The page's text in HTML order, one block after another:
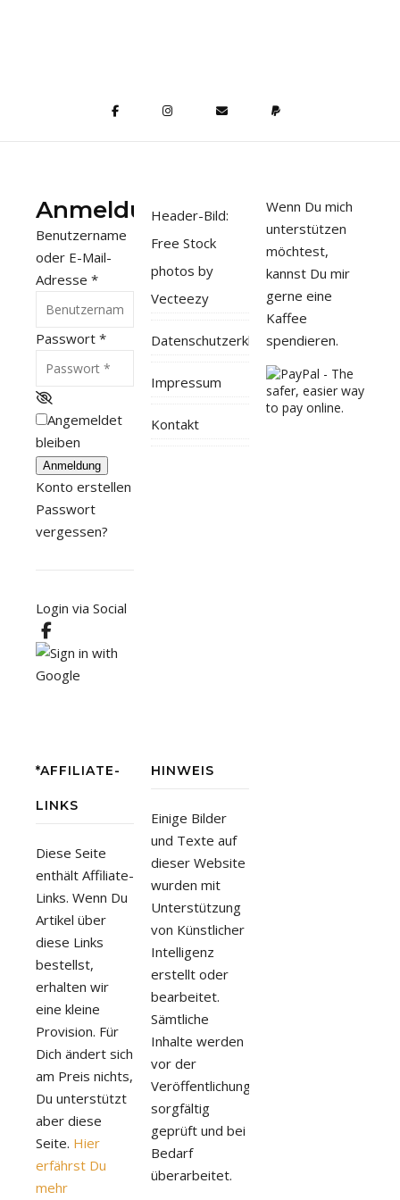
Anmeldung
Benutzername
oder E-Mail-
Adresse *
Passwort *
Angemeldet
bleiben
Anmeldung
Konto erstellen
Passwort
vergessen?
Login via Social
Header-Bild:
Free Stock
photos by
Vecteezy
Datenschutzerklärung
Impressum
Kontakt
Wenn Du mich
unterstützen
möchtest,
kannst Du mir
gerne eine
Kaffee
spendieren.
*AFFILIATE-
LINKS
Diese Seite
enthält Affiliate-
Links. Wenn Du
Artikel über
diese Links
bestellst,
erhalten wir
eine kleine
Provision. Für
Dich ändert sich
am Preis nichts,
Du unterstützt
aber diese
Seite. Hier
erfährst Du
mehr
HINWEIS
Einige Bilder
und Texte auf
dieser Website
wurden mit
Unterstützung
von Künstlicher
Intelligenz
erstellt oder
bearbeitet.
Sämtliche
Inhalte werden
vor der
Veröffentlichung
sorgfältig
geprüft und bei
Bedarf
überarbeitet.